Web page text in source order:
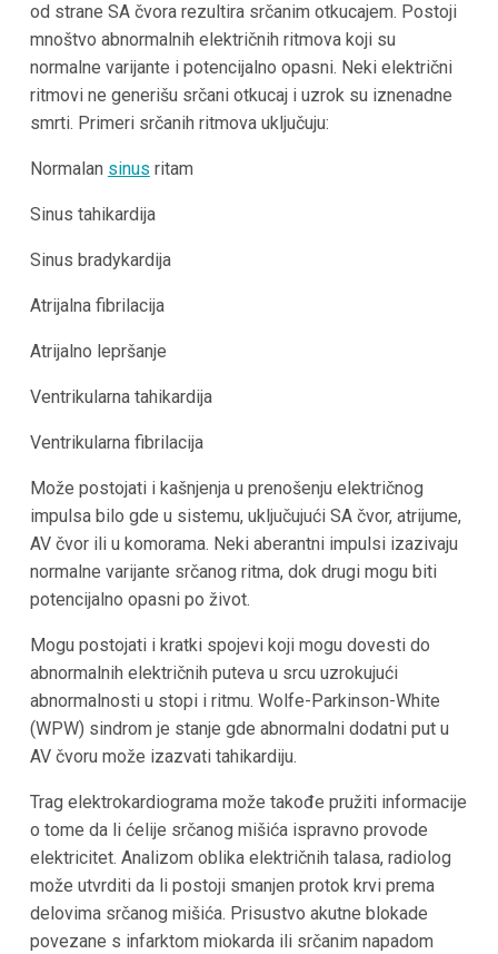
od strane SA čvora rezultira srčanim otkucajem. Postoji
mnoštvo abnormalnih električnih ritmova koji su
normalne varijante i potencijalno opasni. Neki električni
ritmovi ne generišu srčani otkucaj i uzrok su iznenadne
smrti. Primeri srčanih ritmova uključuju:
Normalan sinus ritam
Sinus tahikardija
Sinus bradykardija
Atrijalna fibrilacija
Atrijalno lepršanje
Ventrikularna tahikardija
Ventrikularna fibrilacija
Može postojati i kašnjenja u prenošenju električnog
impulsa bilo gde u sistemu, uključujući SA čvor, atrijume,
AV čvor ili u komorama. Neki aberantni impulsi izazivaju
normalne varijante srčanog ritma, dok drugi mogu biti
potencijalno opasni po život.
Mogu postojati i kratki spojevi koji mogu dovesti do
abnormalnih električnih puteva u srcu uzrokujući
abnormalnosti u stopi i ritmu. Wolfe-Parkinson-White
(WPW) sindrom je stanje gde abnormalni dodatni put u
AV čvoru može izazvati tahikardiju.
Trag elektrokardiograma može takođe pružiti informacije
o tome da li ćelije srčanog mišića ispravno provode
elektricitet. Analizom oblika električnih talasa, radiolog
može utvrditi da li postoji smanjen protok krvi prema
delovima srčanog mišića. Prisustvo akutne blokade
povezane s infarktom miokarda ili srčanim napadom